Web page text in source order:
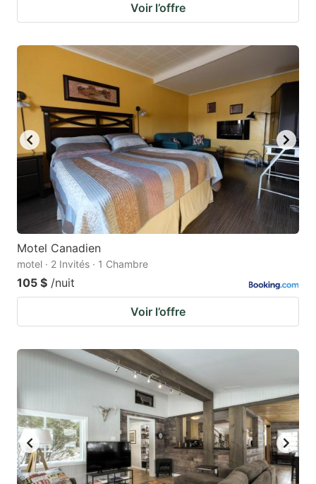
Voir l’offre
Motel Canadien
motel · 2 Invités · 1 Chambre
105 $ /nuit
Voir l’offre